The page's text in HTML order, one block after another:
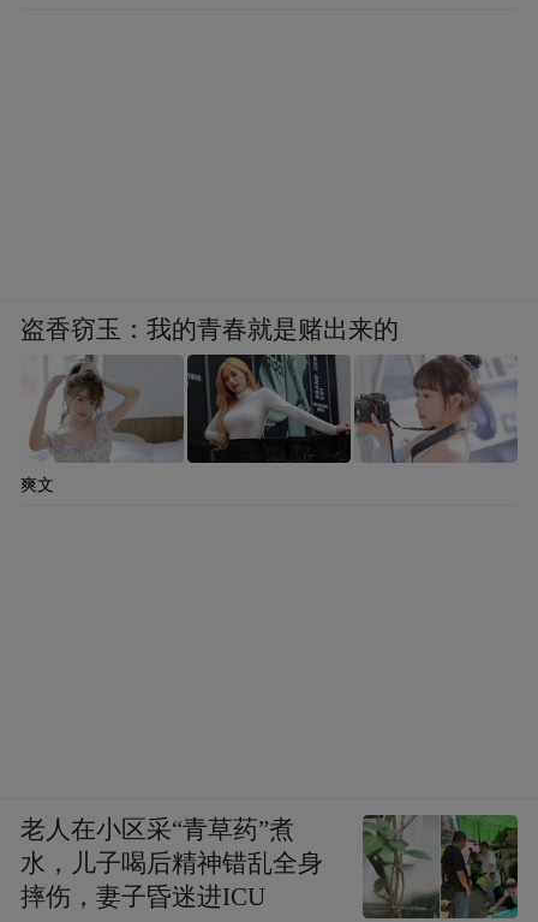
盗香窃玉：我的青春就是赌出来的
爽文
老人在小区采“青草药”煮
水，儿子喝后精神错乱全身
摔伤，妻子昏迷进ICU